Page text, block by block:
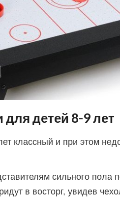
детей 8-9 лет
классный и при этом
сильного пола
в восторг, увидев